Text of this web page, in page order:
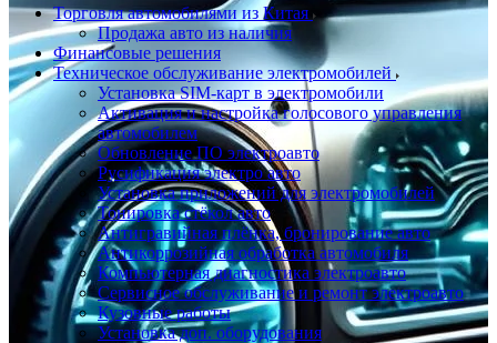
Торговля автомобилями из Китая
Продажа авто из наличия
Финансовые решения
Техническое обслуживание электромобилей
Установка SIM-карт в электромобили
Активация и настройка голосового управления
автомобилем
Обновление ПО электроавто
Русификация электро авто
Установка приложений для электромобилей
Тонировка стёкол авто
Антигравийная плёнка, бронирование авто
Антикоррозийная обработка автомобиля
Компьютерная диагностика электроавто
Сервисное обслуживание и ремонт электроавто
Кузовные работы
Установка доп. оборудования